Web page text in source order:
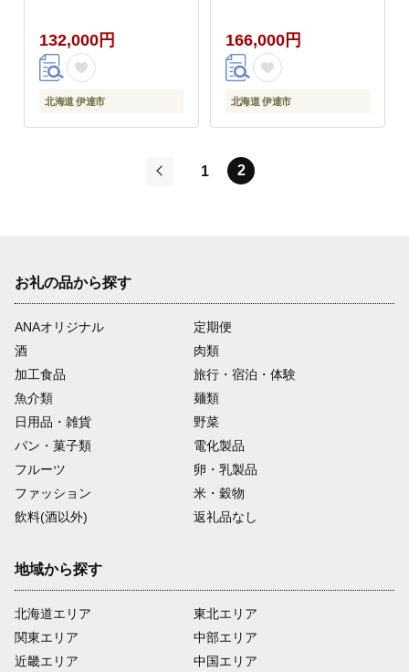
添加 産地直送 お取り寄
せ 山村水産 送料無料
132,000円
北海道 伊達市
添加 産地直送 お取り寄
せ 山村水産 送料無料
166,000円
北海道 伊達市
1 2
お礼の品から探す
ANAオリジナル
定期便
酒
肉類
加工食品
旅行・宿泊・体験
魚介類
麺類
日用品・雑貨
野菜
パン・菓子類
電化製品
フルーツ
卵・乳製品
ファッション
米・穀物
飲料(酒以外)
返礼品なし
地域から探す
北海道エリア
関東エリア
近畿エリア
東北エリア
中部エリア
中国エリア